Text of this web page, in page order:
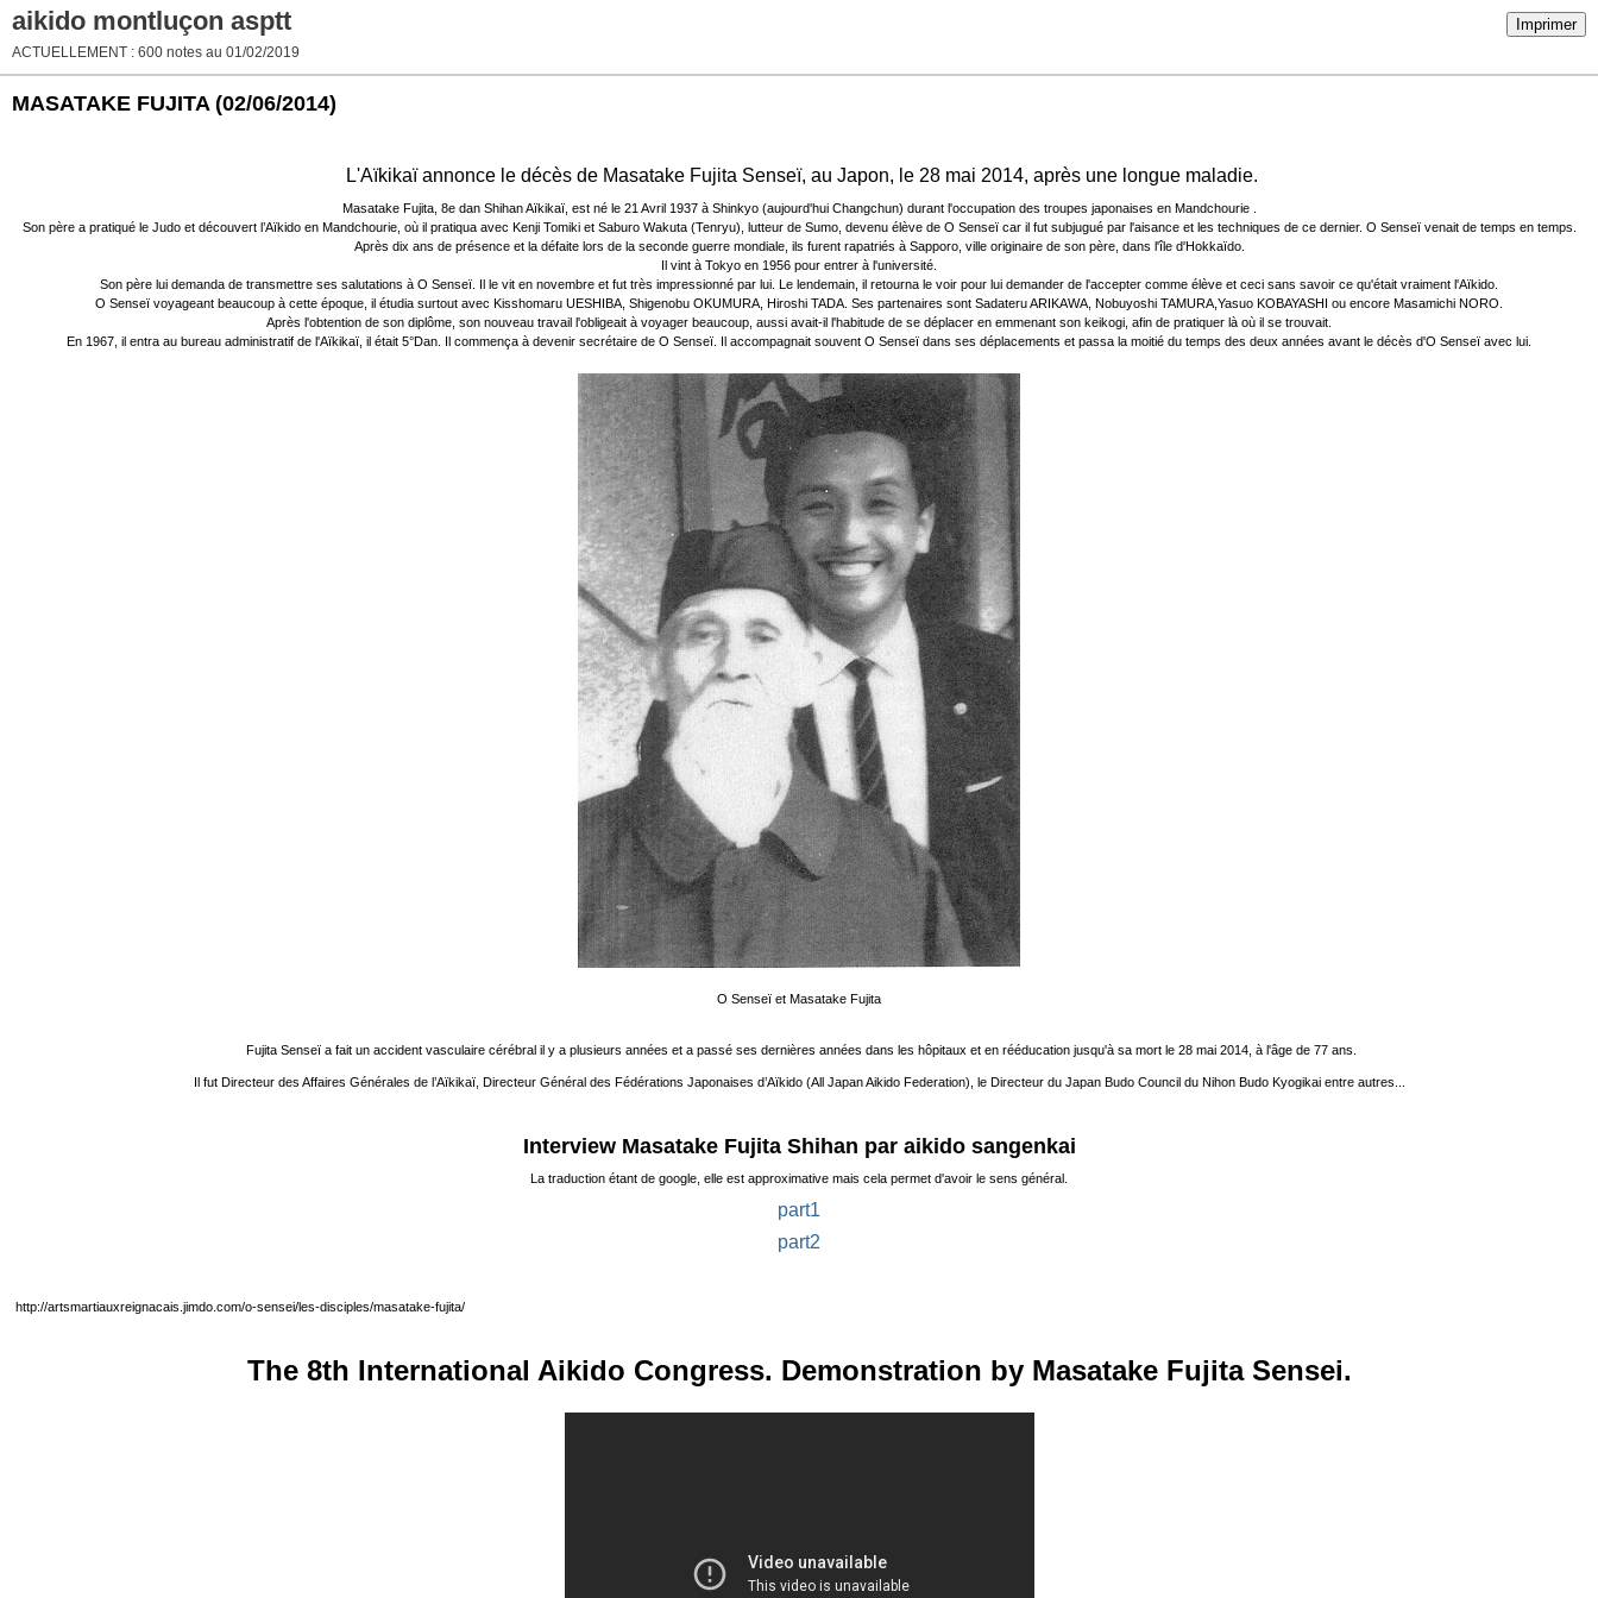
Imprimer
aikido montluçon asptt
ACTUELLEMENT : 600 notes au 01/02/2019
MASATAKE FUJITA (02/06/2014)
L'Aïkikaï annonce le décès de Masatake Fujita Senseï, au Japon, le 28 mai 2014, après une longue maladie.
Masatake Fujita, 8e dan Shihan Aïkikaï, est né le 21 Avril 1937 à Shinkyo (aujourd'hui Changchun) durant l'occupation des troupes japonaises en Mandchourie .
Son père a pratiqué le Judo et découvert l’Aïkido en Mandchourie, où il pratiqua avec Kenji Tomiki et Saburo Wakuta (Tenryu), lutteur de Sumo, devenu élève de O Senseï car il fut subjugué par l'aisance et les techniques de ce dernier. O Senseï venait de temps en temps.
Après dix ans de présence et la défaite lors de la seconde guerre mondiale, ils furent rapatriés à Sapporo, ville originaire de son père, dans l'île d'Hokkaïdo.
Il vint à Tokyo en 1956 pour entrer à l'université.
Son père lui demanda de transmettre ses salutations à O Senseï. Il le vit en novembre et fut très impressionné par lui. Le lendemain, il retourna le voir pour lui demander de l'accepter comme élève et ceci sans savoir ce qu'était vraiment l'Aïkido.
O Senseï voyageant beaucoup à cette époque, il étudia surtout avec Kisshomaru UESHIBA, Shigenobu OKUMURA, Hiroshi TADA. Ses partenaires sont Sadateru ARIKAWA, Nobuyoshi TAMURA,Yasuo KOBAYASHI ou encore Masamichi NORO.
Après l'obtention de son diplôme, son nouveau travail l'obligeait à voyager beaucoup, aussi avait-il l'habitude de se déplacer en emmenant son keikogi, afin de pratiquer là où il se trouvait.
En 1967, il entra au bureau administratif de l'Aïkikaï, il était 5°Dan. Il commença à devenir secrétaire de O Senseï. Il accompagnait souvent O Senseï dans ses déplacements et passa la moitié du temps des deux années avant le décès d'O Senseï avec lui.
O Senseï et Masatake Fujita
Fujita Senseï a fait un accident vasculaire cérébral il y a plusieurs années et a passé ses dernières années dans les hôpitaux et en rééducation jusqu'à sa mort le 28 mai 2014, à l'âge de 77 ans.
Il fut Directeur des Affaires Générales de l’Aïkikaï, Directeur Général des Fédérations Japonaises d’Aïkido (All Japan Aikido Federation), le Directeur du Japan Budo Council du Nihon Budo Kyogikai entre autres...
Interview Masatake Fujita Shihan par aikido sangenkai
La traduction étant de google, elle est approximative mais cela permet d'avoir le sens général.
part1
part2
http://artsmartiauxreignacais.jimdo.com/o-sensei/les-disciples/masatake-fujita/
The 8th International Aikido Congress. Demonstration by Masatake Fujita Sensei.